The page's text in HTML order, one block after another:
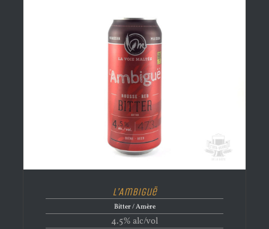
L’Ambiguë
Bitter / Amère
4.5% alc/vol